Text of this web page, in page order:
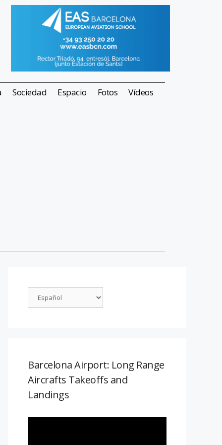
Sociedad Espacio Fotos Vídeos
Barcelona Airport: Long Range
Aircrafts Takeoffs and
Landings